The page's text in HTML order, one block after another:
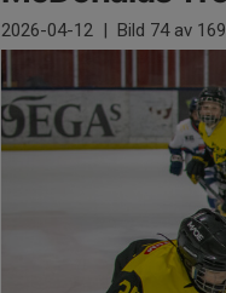
2026-04-12 | Bild 74av 169